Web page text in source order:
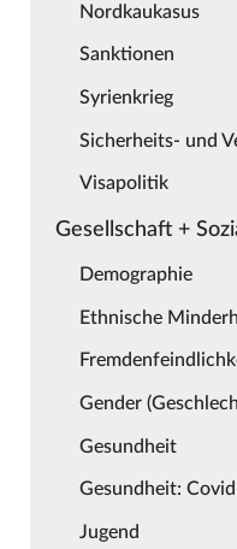
Nordkaukasus
Sanktionen
Syrienkrieg
Sicherheits- und
Visapolitik
Gesellschaft +
Demographie
Ethnische
Gender
Gesundheit
Gesundheit:
Jugend